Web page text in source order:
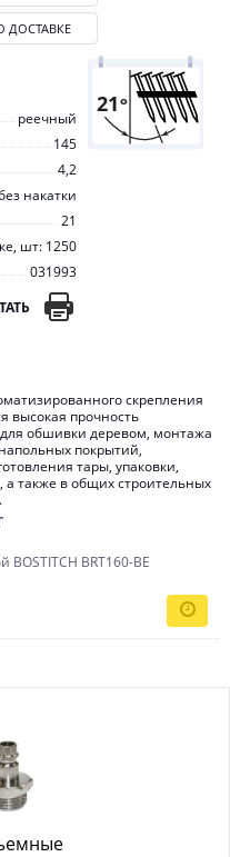
реечный
145
4,2
накатки
21
шт: 1250
031993
ДОСТАВКЕ
скрепления
высокая прочность
обшивки деревом, монтажа
покрытий,
тары, упаковки,
также в общих строительных
BOSTITCH BRT160-BE